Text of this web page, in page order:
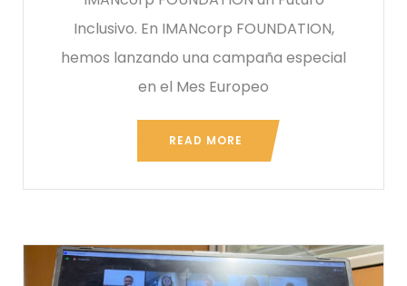
Inclusivo. En IMANcorp FOUNDATION,
hemos lanzando una campaña especial
en el Mes Europeo
READ MORE